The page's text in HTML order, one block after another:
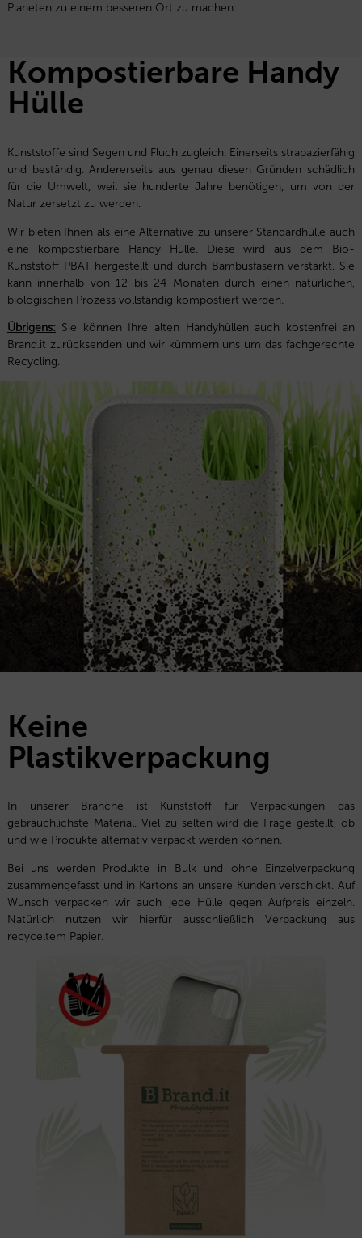
Planeten zu einem besseren Ort zu machen:
Kompostierbare Handy
Hülle
Kunststoffe sind Segen und Fluch zugleich. Einerseits strapazierfähig
und beständig. Andererseits aus genau diesen Gründen schädlich
für die Umwelt, weil sie hunderte Jahre benötigen, um von der
Natur zersetzt zu werden.
Wir bieten Ihnen als eine Alternative zu unserer Standardhülle auch
eine kompostierbare Handy Hülle. Diese wird aus dem Bio-
Kunststoff PBAT hergestellt und durch Bambusfasern verstärkt. Sie
kann innerhalb von 12 bis 24 Monaten durch einen natürlichen,
biologischen Prozess vollständig kompostiert werden.
Übrigens: Sie können Ihre alten Handyhüllen auch kostenfrei an
Brand.it zurücksenden und wir kümmern uns um das fachgerechte
Recycling.
Keine
Plastikverpackung
In unserer Branche ist Kunststoff für Verpackungen das
gebräuchlichste Material. Viel zu selten wird die Frage gestellt, ob
und wie Produkte alternativ verpackt werden können.
Bei uns werden Produkte in Bulk und ohne Einzelverpackung
zusammengefasst und in Kartons an unsere Kunden verschickt. Auf
Wunsch verpacken wir auch jede Hülle gegen Aufpreis einzeln.
Natürlich nutzen wir hierfür ausschließlich Verpackung aus
recyceltem Papier.